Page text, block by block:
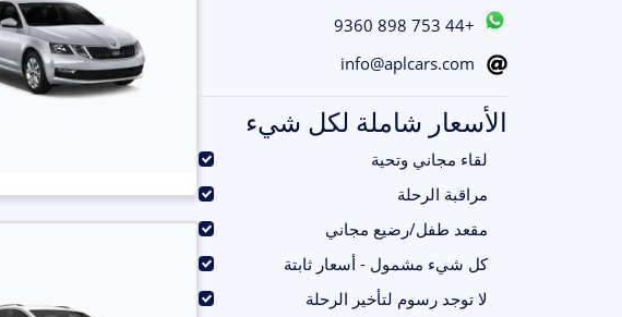
+44 753 898 9360
info@aplcars.com
الأسعار شاملة لكل شيء
لقاء مجاني وتحية
مراقبة الرحلة
مقعد طفل/رضيع مجاني
كل شيء مشمول - أسعار ثابتة
لا توجد رسوم لتأخير الرحلة